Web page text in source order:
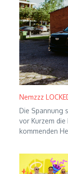
Nemzzz
Die Spannung
vor Kurzem die
kommenden